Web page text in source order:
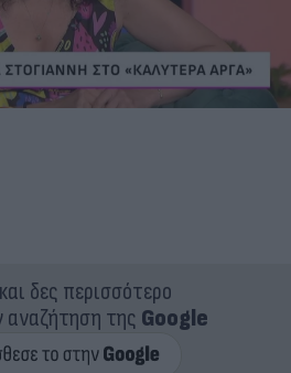
δες περισσότερο
αναζήτηση της Google